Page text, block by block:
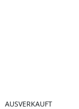
AUSVERKAUFT